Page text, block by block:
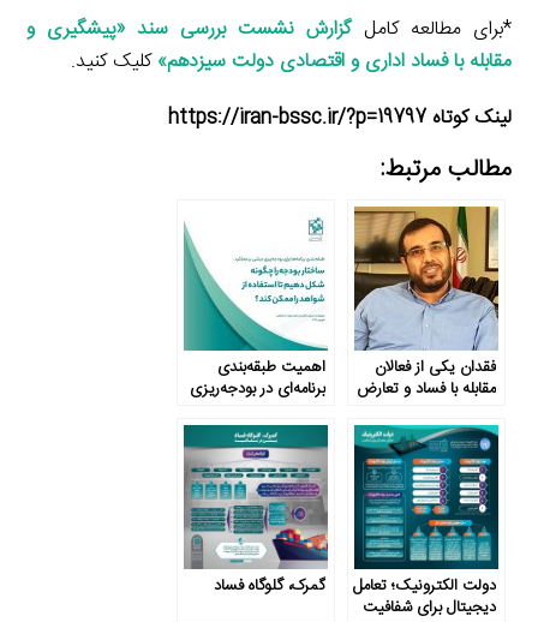
*برای مطالعه کاملگزارش نشست بررسی سند «پیشگیری و
مقابله با فساد اداری و اقتصادی دولت سیزدهم»کلیک کنید.
لینک کوتاه https://iran-bssc.ir/?p=19797
مطالب مرتبط:
فقدان یکی از فعالان
مقابله با فساد و تعارض
اهمیت طبقه‌بندی
برنامه‌ای در بودجه‌ریزی
دولت الکترونیک؛ تعامل
دیجیتال برای شفافیت
گمرک، گلوگاه فساد